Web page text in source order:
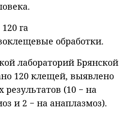
га
обработки.
лабораторий Брянской
120 клещей, выявлено
(10 − на
и 2 − на анаплазмоз).